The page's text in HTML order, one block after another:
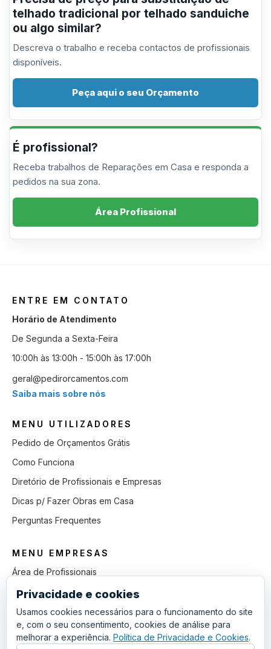
telhado tradicional por telhado sanduiche
ou algo similar?
Descreva o trabalho e receba contactos de profissionais
disponíveis.
Peça aqui o seu Orçamento
É profissional?
Receba trabalhos de Reparações em Casa e responda a
pedidos na sua zona.
Área Profissional
ENTRE EM CONTATO
Horário de Atendimento
De Segunda a Sexta-Feira
10:00h às 13:00h - 15:00h às 17:00h
geral@pedirorcamentos.com
Saiba mais sobre nós
MENU UTILIZADORES
Pedido de Orçamentos Grátis
Como Funciona
Diretório de Profissionais e Empresas
Dicas p/ Fazer Obras em Casa
Perguntas Frequentes
MENU EMPRESAS
Área de Profissionais
Como Funciona
Lista de Pedidos em Aberto
Como Ganhar mais Obras
Privacidade e cookies
Usamos cookies necessários para o funcionamento do site
e, com o seu consentimento, cookies de análise para
melhorar a experiência. Política de Privacidade e Cookies.